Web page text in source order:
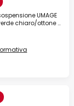
UMAGE
chiaro/ottone Ø